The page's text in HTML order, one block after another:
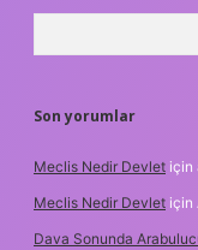
Son yorumlar
Meclis Nedir Devlet için
Meclis Nedir Devlet için
Dava Sonunda